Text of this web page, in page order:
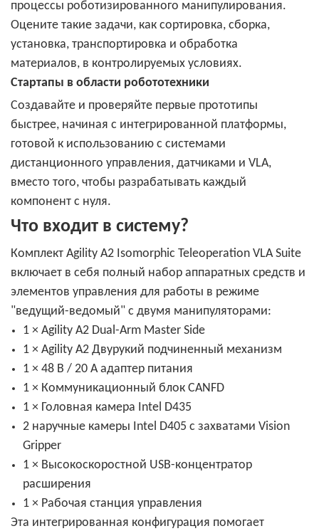
процессы роботизированного манипулирования.
Оцените такие задачи, как сортировка, сборка,
установка, транспортировка и обработка
материалов, в контролируемых условиях.
Стартапы в области робототехники
Создавайте и проверяйте первые прототипы
быстрее, начиная с интегрированной платформы,
готовой к использованию с системами
дистанционного управления, датчиками и VLA,
вместо того, чтобы разрабатывать каждый
компонент с нуля.
Что входит в систему?
Комплект Agility A2 Isomorphic Teleoperation VLA Suite
включает в себя полный набор аппаратных средств и
элементов управления для работы в режиме
"ведущий-ведомый" с двумя манипуляторами:
1 × Agility A2 Dual-Arm Master Side
1 × Agility A2 Двурукий подчиненный механизм
1 × 48 В / 20 А адаптер питания
1 × Коммуникационный блок CANFD
1 × Головная камера Intel D435
2 наручные камеры Intel D405 с захватами Vision
Gripper
1 × Высокоскоростной USB-концентратор
расширения
1 × Рабочая станция управления
Эта интегрированная конфигурация помогает